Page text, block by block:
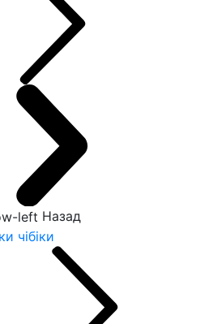
Назад
чібіки